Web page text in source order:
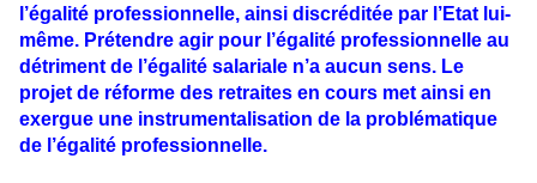
l’égalité professionnelle, ainsi discréditée par l’Etat lui-
même. Prétendre agir pour l’égalité professionnelle au
détriment de l’égalité salariale n’a aucun sens. Le
projet de réforme des retraites en cours met ainsi en
exergue une instrumentalisation de la problématique
de l’égalité professionnelle.